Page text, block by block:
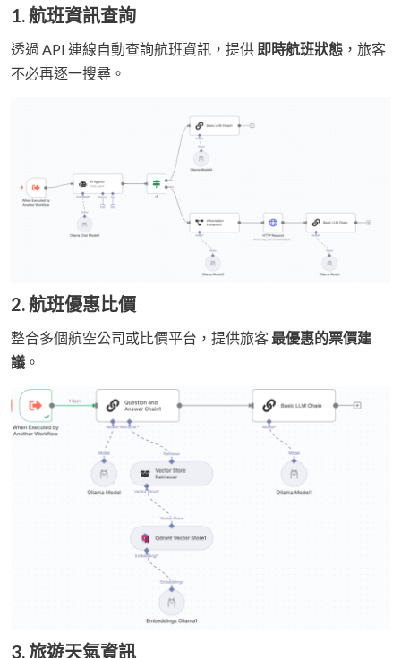
1. 航班資訊查詢
透過 API 連線自動查詢航班資訊，提供 即時航班狀態 ，旅客
不必再逐一搜尋。
2. 航班優惠比價
整合多個航空公司或比價平台，提供旅客 最優惠的票價建
議 。
3. 旅遊天氣資訊